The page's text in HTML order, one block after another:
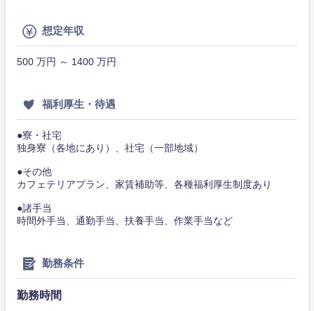
想定年収
500 万円 ～ 1400 万円
福利厚生・待遇
●寮・社宅
独身寮（各地にあり）、社宅（一部地域）
●その他
カフェテリアプラン、家賃補助等、各種福利厚生制度あり
●諸手当
時間外手当、通勤手当、扶養手当、作業手当など
勤務条件
勤務時間
ル
不動産専
法律・特許事務所・監査法人
人材・アウトソーシング
サービス
その他
千葉県 東京都